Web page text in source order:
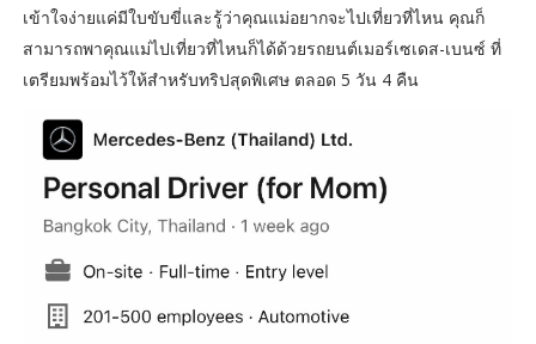
เข้าใจง่ายแค่มีใบขับขี่และรู้ว่าคุณแม่อยากจะไปเที่ยวที่ไหน คุณก็
สามารถพาคุณแม่ไปเที่ยวที่ไหนก็ได้ด้วยรถยนต์เมอร์เซเดส-เบนซ์ ที่
เตรียมพร้อมไว้ให้สำหรับทริปสุดพิเศษ ตลอด 5 วัน 4 คืน